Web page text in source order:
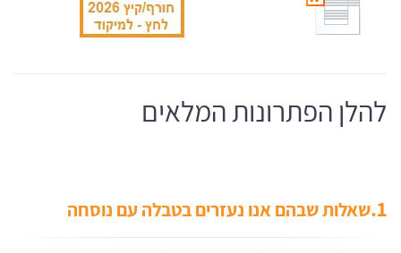
להלן הפתרונות המלאים
1. שאלות שבהם אנו נעזרים בטבלה עם נוסחה